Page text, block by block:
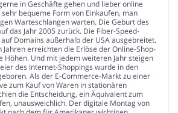
in Geschäfte gehen und lieber online
bequeme Form von Einkaufen, man
Warteschlangen warten. Die Geburt des
das Jahr 2005 zurück. Die Fiber-Speed-
Domains außerhalb der USA ausgebreitet.
Jahren erreichten die Erlöse der Online-Shop-
Höhen. Und mit jedem weiteren Jahr steigen
des Internet-Shoppings wurde in den
Als der E-Commerce-Markt zu einer
zum Kauf von Waren in stationären
die Entscheidung, ein Äquivalent zum
unausweichlich. Der digitale Montag von